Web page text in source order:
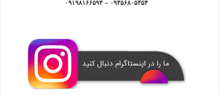
۰۹۳۵۶۸۰۵۴۵۴ – ۰۹۱۹۸۱۶۶۵۹۳